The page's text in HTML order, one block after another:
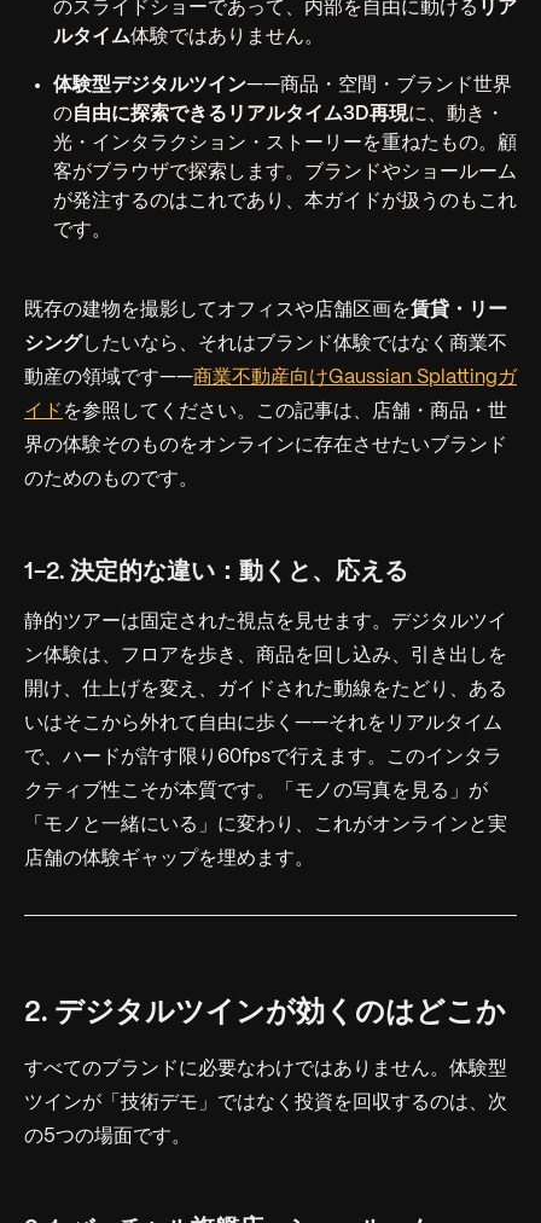
のスライドショーであって、内部を自由に動ける リア
ルタイム体験ではありません。
体験型デジタルツイン——商品・空間・ブランド世界
の 自由に探索できるリアルタイム3D再現に、動き・
光・インタラクション・ストーリーを重ねたもの。顧
客がブラウザで探索します。ブランドやショールーム
が発注するのはこれであり、本ガイドが扱うのもこれ
です。
既存の建物を撮影してオフィスや店舗区画を賃貸・リー
シング したいなら、それはブランド体験ではなく商業不
動産の領域です——商業不動産向けGaussian Splattingガ
イド を参照してください。この記事は、店舗・商品・世
界の体験そのものをオンラインに存在させたいブランド
のためのものです。
1-2. 決定的な違い：動くと、応える
静的ツアーは固定された視点を見せます。デジタルツイ
ン体験は、フロアを歩き、商品を回し込み、引き出しを
開け、仕上げを変え、ガイドされた動線をたどり、ある
いはそこから外れて自由に歩く——それをリアルタイム
で、ハードが許す限り60fpsで行えます。このインタラ
クティブ性こそが本質です。「モノの写真を見る」が
「モノと一緒にいる」に変わり、これがオンラインと実
店舗の体験ギャップを埋めます。
2. デジタルツインが効くのはどこか
すべてのブランドに必要なわけではありません。体験型
ツインが「技術デモ」ではなく投資を回収するのは、次
の5つの場面です。